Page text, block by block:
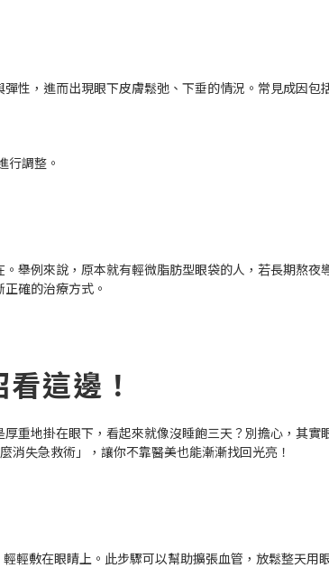
性，進而出現眼下皮膚鬆弛、下垂的情況。常見成因包
行調整。
舉例來說，原本就有輕微脂肪型眼袋的人，若長期熬
確的治療方式。
這邊！
重地掛在眼下，看起來就像沒睡飽三天？別擔心，其
失急救術」，讓你不靠醫美也能漸漸找回光亮！
輕敷在眼睛上。此步驟可以幫助擴張血管，放鬆整天